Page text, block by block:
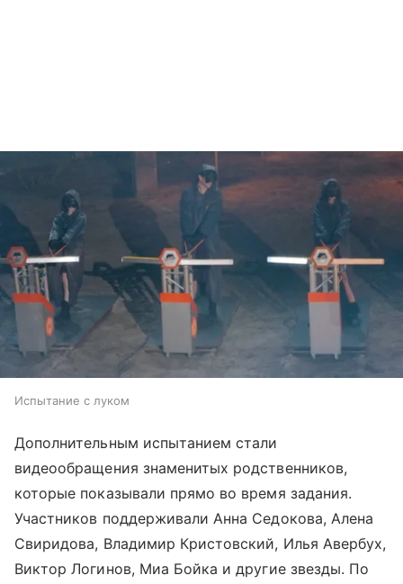
Испытание с луком
Дополнительным испытанием стали
видеообращения знаменитых родственников,
которые показывали прямо во время задания.
Участников поддерживали Анна Седокова, Алена
Свиридова, Владимир Кристовский, Илья Авербух,
Виктор Логинов, Миа Бойка и другие звезды. По